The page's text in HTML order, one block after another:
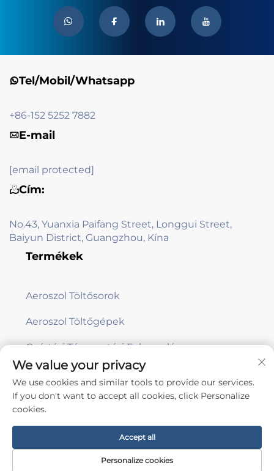
Tel/Mobil/Whatsapp
+86-152 5252 7882
E-mail
[email protected]
Cím:
No.43, Yuanxia Paifang Street, Longgui Street,
Baiyun District, Guangzhou, Kína
Termékek
Aeroszol Töltősorok
Aeroszol Töltőgépek
Gyártási Támogatási Felszerelés
Feliratkozás
Minden jog fenntartva © Guangzhou Aile Automation Equipment Co.,
Görgessen a tetejére
We value your privacy
We use cookies and similar tools to provide our services.
If you don't want to accept all cookies, click Personalize
cookies.
Personalize cookies
Accept all